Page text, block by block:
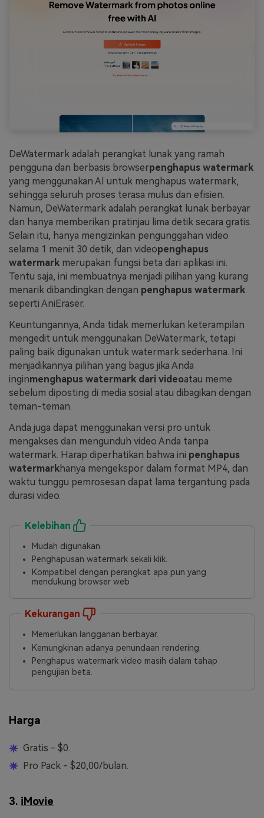
DeWatermark adalah perangkat lunak yang ramah
pengguna dan berbasis browserpenghapus watermark
yang menggunakan AI untuk menghapus watermark,
sehingga seluruh proses terasa mulus dan efisien.
Namun, DeWatermark adalah perangkat lunak berbayar
dan hanya memberikan pratinjau lima detik secara gratis.
Selain itu, hanya mengizinkan pengunggahan video
selama 1 menit 30 detik, dan videopenghapus
watermark merupakan fungsi beta dari aplikasi ini.
Tentu saja, ini membuatnya menjadi pilihan yang kurang
menarik dibandingkan dengan penghapus watermark
seperti AniEraser.
Keuntungannya, Anda tidak memerlukan keterampilan
mengedit untuk menggunakan DeWatermark, tetapi
paling baik digunakan untuk watermark sederhana. Ini
menjadikannya pilihan yang bagus jika Anda
inginmenghapus watermark dari videoatau meme
sebelum diposting di media sosial atau dibagikan dengan
teman-teman.
Anda juga dapat menggunakan versi pro untuk
mengakses dan mengunduh video Anda tanpa
watermark. Harap diperhatikan bahwa ini penghapus
watermarkhanya mengekspor dalam format MP4, dan
waktu tunggu pemrosesan dapat lama tergantung pada
durasi video.
Kelebihan
Mudah digunakan.
Penghapusan watermark sekali klik.
Kompatibel dengan perangkat apa pun yang
mendukung browser web
Kekurangan
Memerlukan langganan berbayar.
Kemungkinan adanya penundaan rendering.
Penghapus watermark video masih dalam tahap
pengujian beta.
Harga
Gratis - $0.
Pro Pack - $20,00/bulan.
3. iMovie